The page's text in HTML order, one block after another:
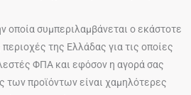
οποία συμπεριλαμβάνεται ο εκάστοτε
της Ελλάδας για τις οποίες
ΦΠΑ και εφόσον η αγορά σας
των προϊόντων είναι χαμηλότερες